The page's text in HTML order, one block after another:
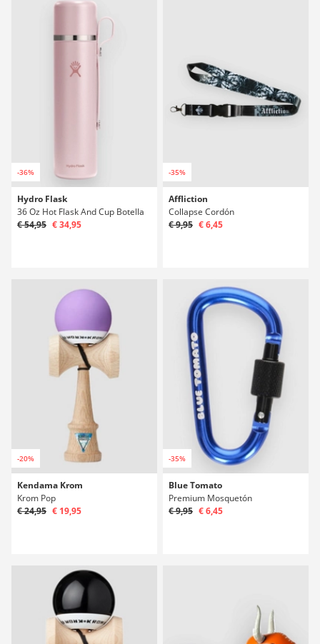
-36%
Hydro Flask
36 Oz Hot Flask And Cup Botella
€ 54,95 € 34,95
-35%
Affliction
Collapse Cordón
€ 9,95 € 6,45
-20%
Kendama Krom
Krom Pop
€ 24,95 € 19,95
-35%
Blue Tomato
Premium Mosquetón
€ 9,95 € 6,45